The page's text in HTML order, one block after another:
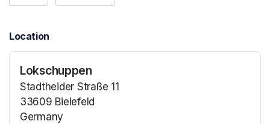
Location
Lokschuppen
Stadtheider Straße 11
33609 Bielefeld
Germany